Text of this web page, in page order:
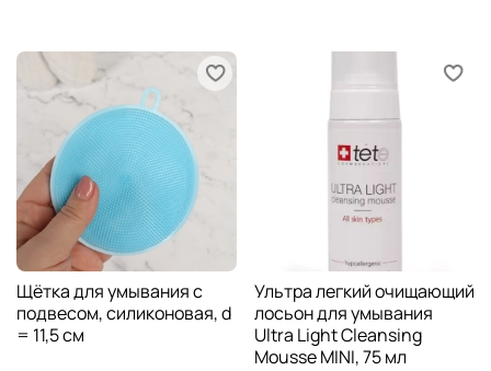
Щётка для умывания с
подвесом, силиконовая, d
= 11,5 см
Ультра легкий очищающий
лосьон для умывания
Ultra Light Cleansing
Mousse MINI, 75 мл